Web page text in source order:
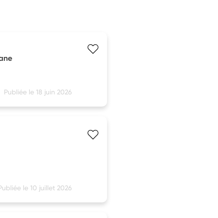
Publiée le 18 juin 2026
le 10 juillet 2026